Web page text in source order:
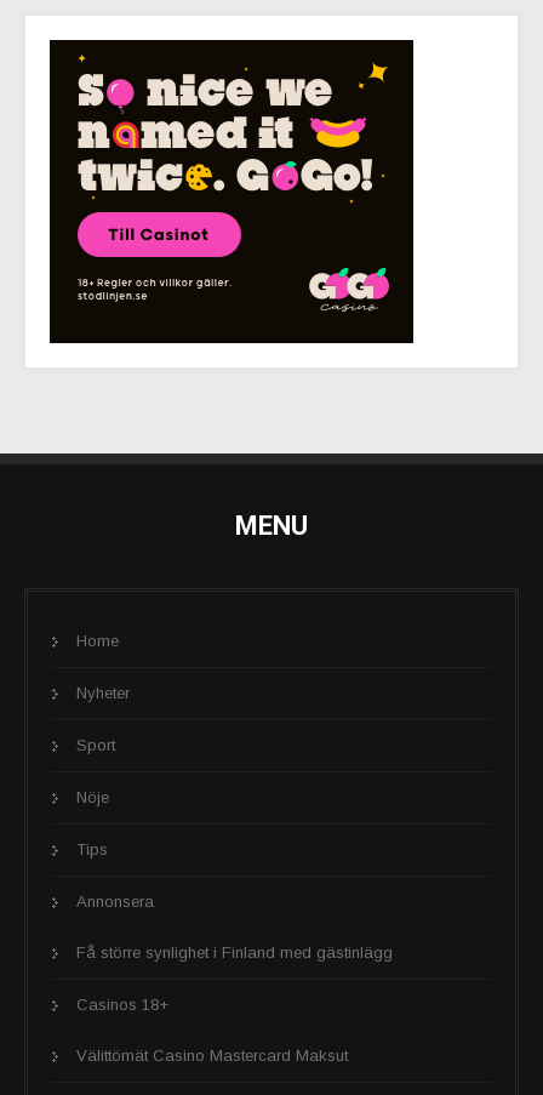
MENU
Home
Nyheter
Sport
Nöje
Tips
Annonsera
Få större synlighet i Finland med gästinlägg
Casinos 18+
Välittömät Casino Mastercard Maksut